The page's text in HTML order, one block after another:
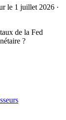
le 1 juillet 2026 ·